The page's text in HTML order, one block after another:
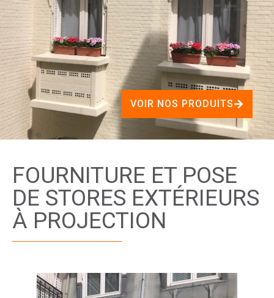
VOIR NOS PRODUITS
FOURNITURE ET POSE
DE STORES EXTÉRIEURS
À PROJECTION